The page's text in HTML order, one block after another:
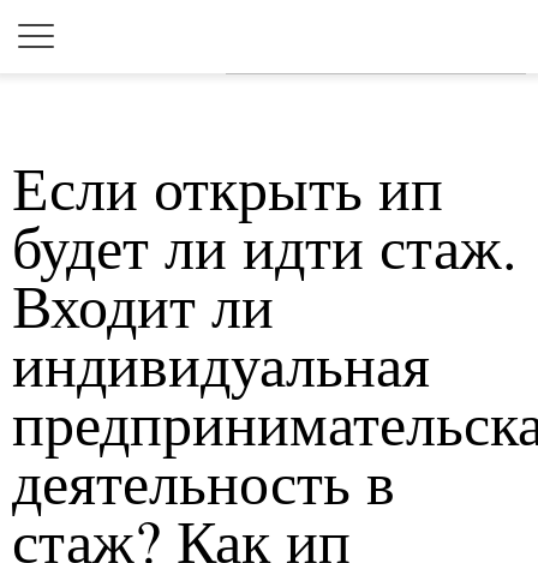
Если открыть ип
будет ли идти стаж.
Входит ли
индивидуальная
деятельность в
стаж? Как ип